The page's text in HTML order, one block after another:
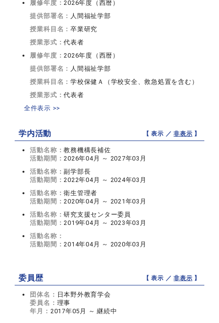
履修年度：2026年度（西暦）
提供部署名： 人間福祉学部
授業科目名：卒業研究
授業形式：代表者
履修年度：2026年度（西暦）
提供部署名： 人間福祉学部
授業科目名：学校保健Ａ（学校安全、救急処置を含む）
授業形式：代表者
全件表示 >>
学内活動 【 表示 ／非表示 】
活動名称：教務機構長補佐
活動期間：2026年04月 ～ 2027年03月
活動名称：副学部長
活動期間：2022年04月 ～ 2024年03月
活動名称：衛生管理者
活動期間：2020年04月 ～ 2021年03月
活動名称：研究支援センター委員
活動期間：2019年04月 ～ 2023年03月
活動名称：
活動期間：2014年04月 ～ 2020年03月
委員歴 【 表示 ／非表示 】
団体名： 日本野外教育学会
委員名： 理事
年月： 2017年05月 ～ 継続中